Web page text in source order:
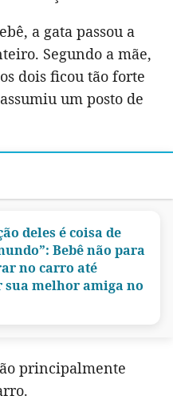
a gata passou a
Segundo a mãe,
dois ficou tão forte
um posto de
deles é coisa de
Bebê não para
no carro até
sua melhor amiga no
principalmente